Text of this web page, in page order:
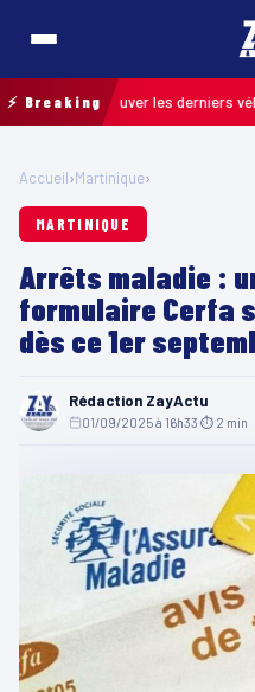
⚡ Breaking
retrouver les derniers véhicules
Accueil›Martinique›
MARTINIQUE
Arrêts maladie :
formulaire Cerfa
dès ce 1er
Rédaction ZayActu
01/09/2025 à 16h33 ⏱ 2 min